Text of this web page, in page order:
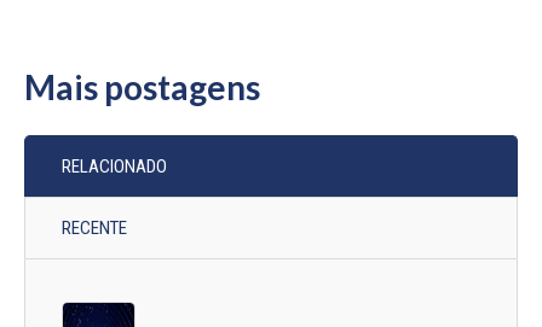
Mais postagens
RELACIONADO
RECENTE